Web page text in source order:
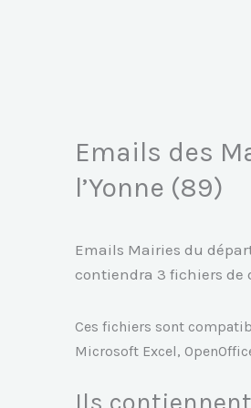
Emails des
l’Yonne (89)
Emails Mairies du
contiendra 3 fichiers de
Ces fichiers sont
Microsoft Excel,
Ils